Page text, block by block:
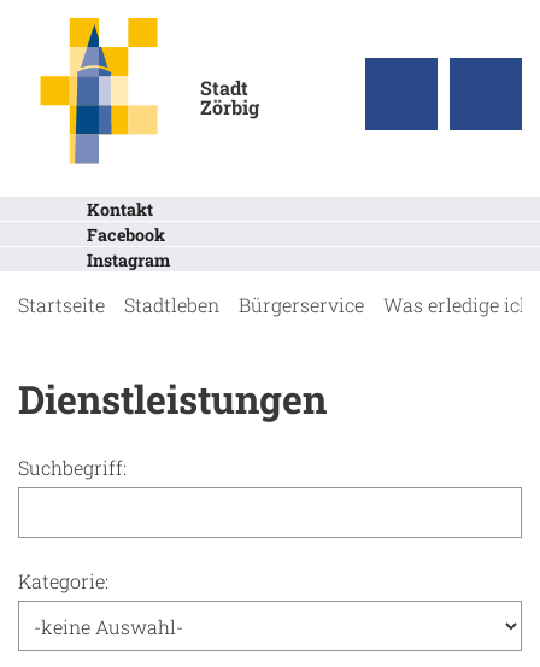
Stadt
Zörbig
Kontakt
Facebook
Instagram
Startseite Stadtleben Bürgerservice Was erledige ich
Dienstleistungen
Suchbegriff:
Kategorie: